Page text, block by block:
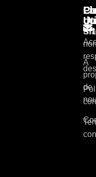
du
À
de